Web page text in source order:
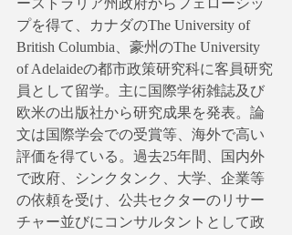
ーストラリア州政府からフェローシッ
プを得て、カナダのThe University of
British Columbia、豪州のThe University
of Adelaideの都市政策研究科に客員研究
員として留学。主に国際学術雑誌及び
欧米の出版社から研究成果を発表。論
文は国際学会での受賞等、海外で高い
評価を得ている。過去25年間、国内外
で政府、シンクタンク、大学、企業等
の依頼を受け、公共セクターのリサー
チャー並びにコンサルタントとして政